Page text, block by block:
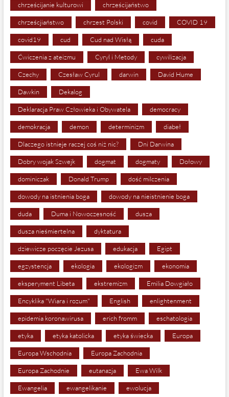
chrześcijanie kulturowi chrześcijaństwo
chrześcjiaństwo chrzest Polski covid COVID 19
covid19 cud Cud nad Wisłą cuda
Ćwiczenia z ateizmu Cyryl i Metody cywilizacja
Czechy Czesław Cyrul darwin David Hume
Dawkin Dekalog
Deklaracja Praw Człowieka i Obywatela democracy
demokracja demon determinizm diabeł
Dlaczego istnieje raczej coś niż nic? Dni Darwina
Dobry wojak Szwejk dogmat dogmaty Dołowy
dominiczak Donald Trump dość milczenia
dowody na istnienia boga dowody na nieistnienie boga
duda Duma i Nowoczesność dusza
dusza nieśmiertelna dyktatura
dziewicze poczęcie Jezusa edukacja Egipt
egzystencja ekologia ekologizm ekonomia
eksperyment Libeta ekstremizm Emilia Dowgiało
Encyklika "Wiara i rozum" English enlightenment
epidemia koronawirusa erich fromm eschatologia
etyka etyka katolicka etyka świecka Europa
Europa Wschodnia Europa Zachodnia
Europa Zachodnie eutanazja Ewa Wilk
Ewangelia ewangelikanie ewolucja